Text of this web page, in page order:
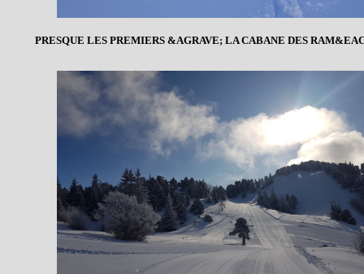
PRESQUE LES PREMIERS &AGRAVE; LA CABANE DES